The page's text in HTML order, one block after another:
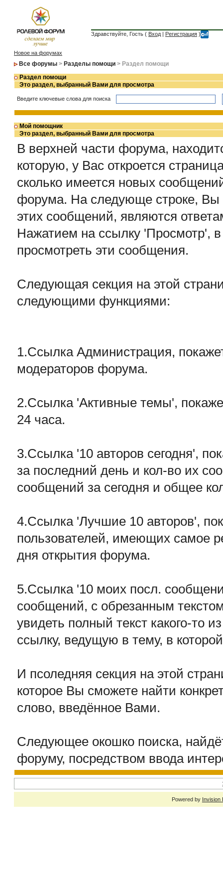
Здравствуйте, Гость ( Вход | Регистрация )
Новое на форумах
Все форумы > Разделы помощи > Раздел помощи
Раздел помощи
Это раздел, выбранный Вами для просмотра
Введите ключевые слова для поиска
Мой помощник
Это раздел, выбранный Вами для просмотра
В верхней части форума,
которую, у Вас откроется
сколько имеется новых
форума. На следующе строке, Вы
этих сообщений, являются
Нажатием на ссылку 'Просмотр',
просмотреть эти сообщения.
Следующая секция на этой
следующими функциями:
1.Ссылка Администрация,
модераторов форума.
2.Ссылка 'Активные темы',
24 часа.
3.Ссылка '10 авторов сегодня',
за последний день и кол-во их
сообщений за сегодня и общее
4.Ссылка 'Лучшие 10 авторов',
пользователей, имеющих самое
дня открытия форума.
5.Ссылка '10 моих посл.
сообщений, с обрезанным
увидеть полный текст какого-то
ссылку, ведущую в тему, в
И псоледняя секция на этой
которое Вы сможете найти
слово, введённое Вами.
Следующее окошко поиска,
форуму, посредством ввода
Powered by Invision